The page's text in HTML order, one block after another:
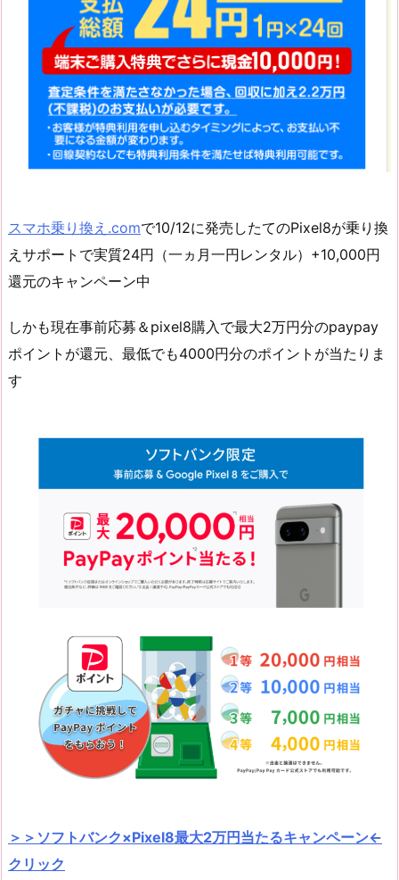
スマホ乗り換え.comで10/12に発売したてのPixel8が乗り換
えサポートで実質24円（一ヵ月一円レンタル）+10,000円
還元のキャンペーン中
しかも現在事前応募＆pixel8購入で最大2万円分のpaypay
ポイントが還元、最低でも4000円分のポイントが当たりま
す
＞＞ソフトバンク×Pixel8最大2万円当たるキャンペーン←
クリック